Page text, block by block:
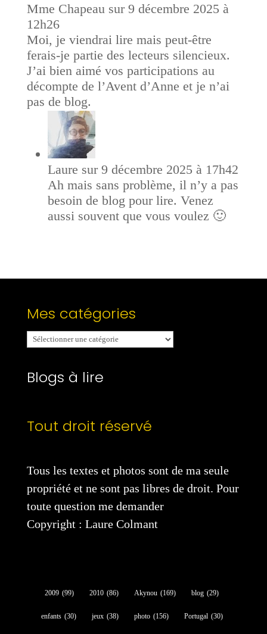
Mme Chapeau sur 9 décembre 2025 à
12h26
Moi, je viendrai lire mais peut-être
ferais-je partie des lecteurs silencieux.
J’ai bien aimé vos participations au
décompte de l’Avent d’Anne et je n’ai
pas de blog.
Laure sur 9 décembre 2025 à 17h42
Ah mais sans problème, il n’y a pas
besoin de blog pour lire. Venez
aussi souvent que vous voulez 🙂
Mes catégories
Mes
catégories
Blogs à lire
Tout droit réservé
Tous les textes et photos sont de ma seule
propriété et ne sont pas libres de droit. Pour
toute question me demander
Copyright : Laure Colmant
2009 (99) 2010 (86) Akynou (169) blog (29)
enfants (30) jeux (38) photo (156) Portugal (30)